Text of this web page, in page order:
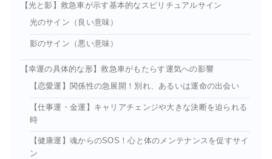
【光と影】救急車が示す基本的なスピリチュアルサイン
光のサイン（良い意味）
影のサイン（悪い意味）
【幸運の具体的な形】救急車がもたらす運気への影響
【恋愛運】関係性の急展開！別れ、あるいは運命の出会い
【仕事運・金運】キャリアチェンジや大きな決断を迫られる
時
【健康運】魂からのSOS！心と体のメンテナンスを促すサイ
ン